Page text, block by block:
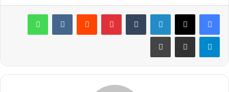
لینکدین ‫تامبلر پینترست‫رددیت ‫VKontakteواتس آپ
تلگرام اشتراک گذاری از طریق ایمیل چاپ